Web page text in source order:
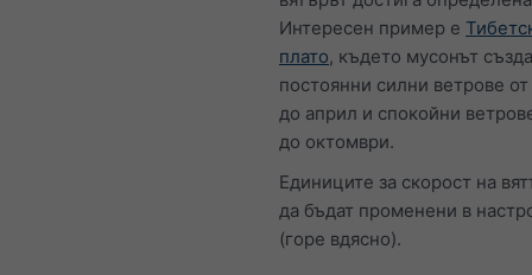
Интересен пример е
плато, където мусонът
постоянни силни ветрове
до април и спокойни
до октомври.
Единиците за скорост на
да бъдат променени в
(горе вдясно).